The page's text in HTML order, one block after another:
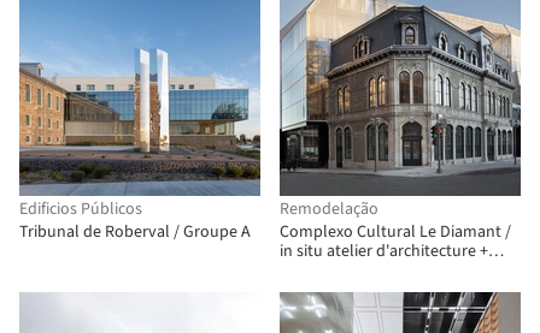
Edificios Públicos
Tribunal de Roberval / Groupe A
Remodelação
Complexo Cultural Le Diamant /
in situ atelier d'architecture +